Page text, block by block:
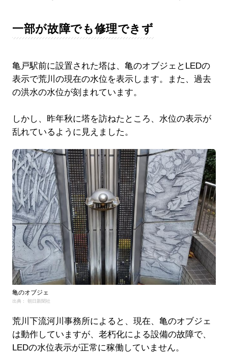
一部が故障でも修理できず
亀戸駅前に設置された塔は、亀のオブジェとLEDの
表示で荒川の現在の水位を表示します。また、過去
の洪水の水位が刻まれています。
しかし、昨年秋に塔を訪ねたところ、水位の表示が
乱れているように見えました。
亀のオブジェ
出典： 朝日新聞社
荒川下流河川事務所によると、現在、亀のオブジェ
は動作していますが、老朽化による設備の故障で、
LEDの水位表示が正常に稼働していません。